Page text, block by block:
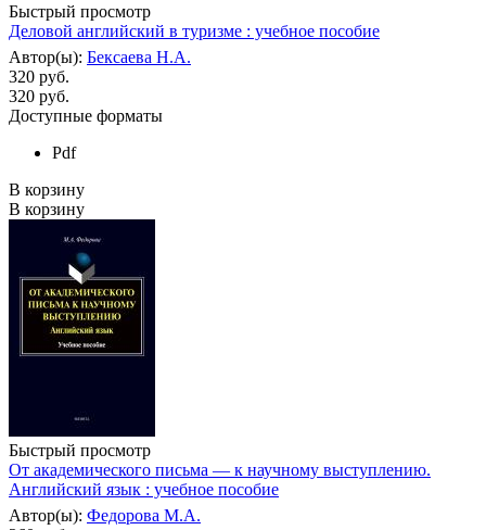
Быстрый просмотр
Деловой английский в туризме : учебное пособие
Автор(ы): Бексаева Н.А.
320 руб.
320 руб.
Доступные форматы
Pdf
В корзину
В корзину
Быстрый просмотр
От академического письма — к научному выступлению.
Английский язык : учебное пособие
Автор(ы): Федорова М.А.